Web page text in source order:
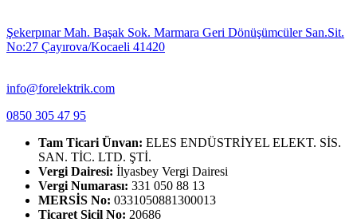
Şekerpınar Mah. Başak Sok. Marmara Geri Dönüşümcüler San.Sit.
No:27 Çayırova/Kocaeli 41420
info@forelektrik.com
0850 305 47 95
Tam Ticari Ünvan: ELES ENDÜSTRİYEL ELEKT. SİS.
SAN. TİC. LTD. ŞTİ.
Vergi Dairesi: İlyasbey Vergi Dairesi
Vergi Numarası: 331 050 88 13
MERSİS No: 0331050881300013
Ticaret Sicil No: 20686